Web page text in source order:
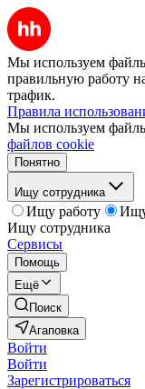
Мы используем
правильную работу
трафик.
Правила
Мы используем
файлов cookie
Понятно
Ищу сотрудника
Ищу работу
Ищу сотрудника
Сервисы
Помощь
Ещё
Поиск
Агаповка
Войти
Войти
Зарегистрироваться